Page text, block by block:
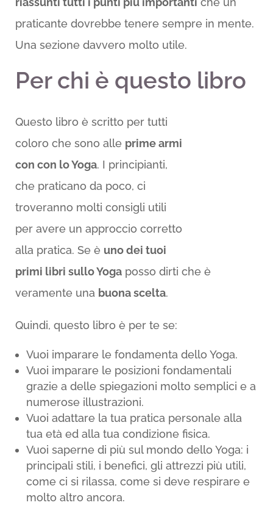
praticante dovrebbe tenere sempre in mente.
Una sezione davvero molto utile.
Per chi è questo libro
Questo libro è scritto per tutti
coloro che sono alle prime armi
con con lo Yoga. I principianti,
che praticano da poco, ci
troveranno molti consigli utili
per avere un approccio corretto
alla pratica. Se è uno dei tuoi
primi libri sullo Yogaposso dirti che è
veramente una buona scelta.
Quindi, questo libro è per te se:
Vuoi imparare le fondamenta dello Yoga.
Vuoi imparare le posizioni fondamentali
grazie a delle spiegazioni molto semplici e a
numerose illustrazioni.
Vuoi adattare la tua pratica personale alla
tua età ed alla tua condizione fisica.
Vuoi saperne di più sul mondo dello Yoga: i
principali stili, i benefici, gli attrezzi più utili,
come ci si rilassa, come si deve respirare e
molto altro ancora.